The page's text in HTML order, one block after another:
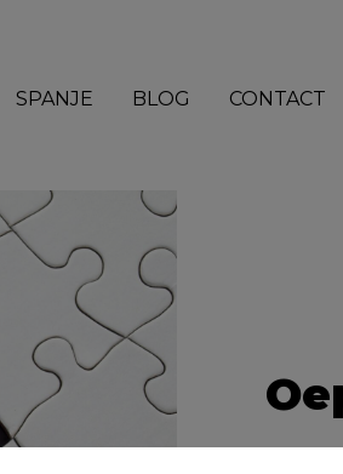
SPANJE BLOG CONTACT